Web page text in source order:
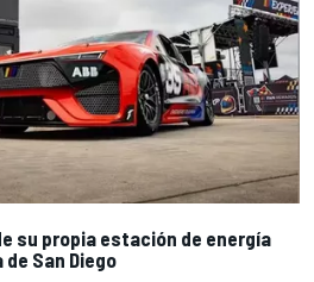
su propia estación de energía
San Diego